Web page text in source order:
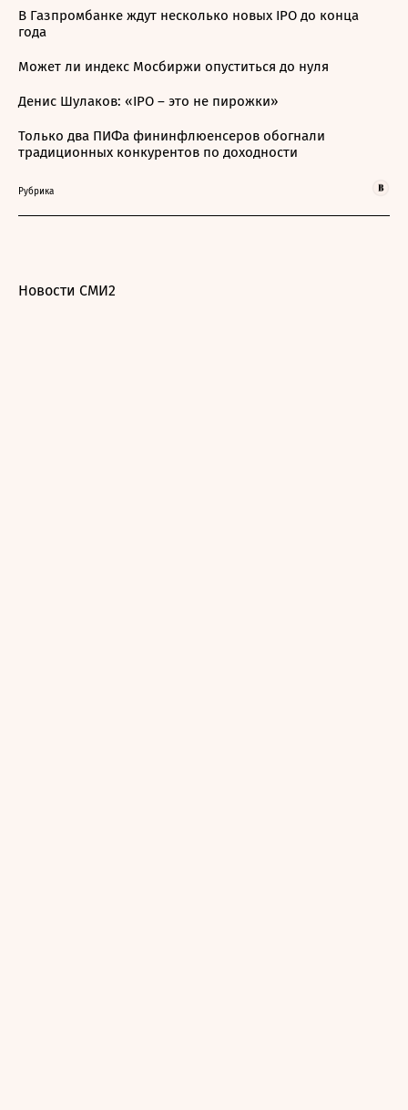
В Газпромбанке ждут несколько новых IPO до конца
года
Может ли индекс Мосбиржи опуститься до нуля
Денис Шулаков: «IPO – это не пирожки»
Только два ПИФа фининфлюенсеров обогнали
традиционных конкурентов по доходности
Рубрика
Новости СМИ2